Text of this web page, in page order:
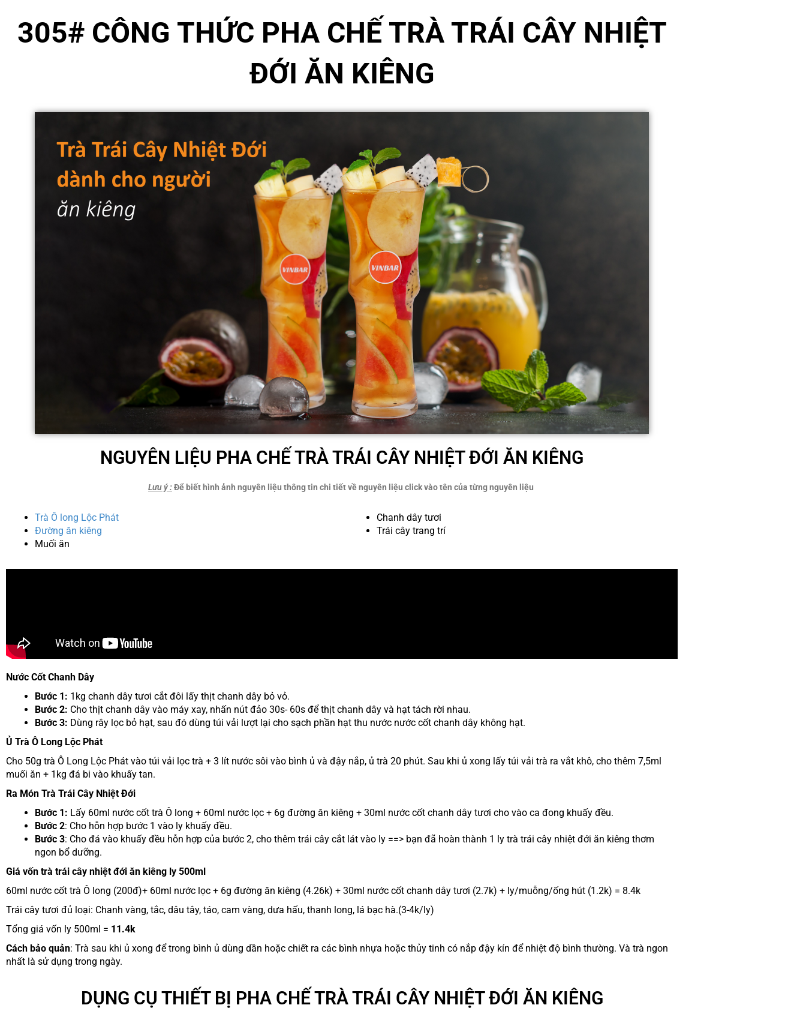
305#CÔNG THỨC PHA CHẾ TRÀ TRÁI CÂY NHIỆT
ĐỚI ĂN KIÊNG
NGUYÊN LIỆU PHA CHẾ TRÀ TRÁI CÂY NHIỆT ĐỚI ĂN KIÊNG
Lưu ý:Để biết hình ảnh nguyên liệu thông tin chi tiết về nguyên liệu click vào tên của từng nguyên liệu
Trà Ô long Lộc Phát
Đường ăn kiêng
Muối ăn
Chanh dây tươi
Trái cây trang trí
Nước Cốt Chanh Dây
Bước 1: 1kg chanh dây tươi cắt đôi lấy thịt chanh dây bỏ vỏ.
Bước 2: Cho thịt chanh dây vào máy xay, nhấn nút đảo 30s- 60s để thịt chanh dây và hạt tách rời nhau.
Bước 3: Dùng rây lọc bỏ hạt, sau đó dùng túi vải lượt lại cho sạch phần hạt thu nước nước cốt chanh dây không hạt.
Ủ Trà Ô Long Lộc Phát
Cho 50g trà Ô Long Lộc Phát vào túi vải lọc trà + 3 lít nước sôi vào bình ủ và đậy nắp, ủ trà 20 phút. Sau khi ủ xong lấy túi vải trà ra vắt khô, cho thêm 7,5ml
muối ăn + 1kg đá bi vào khuấy tan.
Ra Món Trà Trái Cây Nhiệt Đới
Bước 1: Lấy 60ml nước cốt trà Ô long + 60ml nước lọc + 6g đường ăn kiêng + 30ml nước cốt chanh dây tươi cho vào ca đong khuấy đều.
Bước 2: Cho hỗn hợp bước 1 vào ly khuấy đều.
Bước 3: Cho đá vào khuấy đều hỗn hợp của bước 2, cho thêm trái cây cắt lát vào ly ==> bạn đã hoàn thành 1 ly trà trái cây nhiệt đới ăn kiêng thơm
ngon bổ dưỡng.
Giá vốn trà trái cây nhiệt đới ăn kiêng ly 500ml
60ml nước cốt trà Ô long (200đ)+ 60ml nước lọc + 6g đường ăn kiêng (4.26k) + 30ml nước cốt chanh dây tươi (2.7k) + ly/muỗng/ống hút (1.2k) = 8.4k
Trái cây tươi đủ loại: Chanh vàng, tắc, dâu tây, táo, cam vàng, dưa hấu, thanh long, lá bạc hà.(3-4k/ly)
Tổng giá vốn ly 500ml = 11.4k
Cách bảo quản: Trà sau khi ủ xong để trong bình ủ dùng dần hoặc chiết ra các bình nhựa hoặc thủy tinh có nắp đậy kín để nhiệt độ bình thường. Và trà ngon
nhất là sử dụng trong ngày.
DỤNG CỤ THIẾT BỊ PHA CHẾ TRÀ TRÁI CÂY NHIỆT ĐỚI ĂN KIÊNG